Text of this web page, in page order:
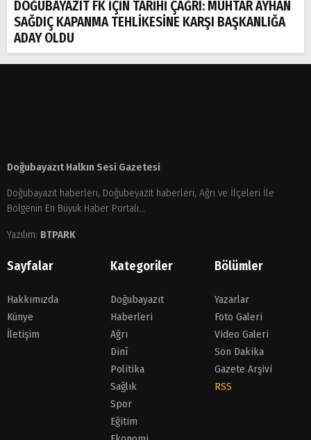
DOĞUBAYAZIT FK İÇİN TARİHİ ÇAĞRI: MUHTAR AYHAN
SAĞDIÇ KAPANMA TEHLİKESİNE KARŞI BAŞKANLIĞA
ADAY OLDU
Doğubayazıt Halkın Sesi Gazetesi
Doğubayazıt haberleri, Doğubeyazıt haberleri, Ağrı ve İlçeleri İle
Bölgenin En Büyük Haber Portalı...
Yazılım: BTPARK
Sayfalar
Hakkımızda
Künye
İletişim
Kategoriler
Doğubayazıt
Haberleri
Ağrı
Dinî
Politika
Sağlık
Spor
Eğitim
Bölümler
Yazarlar
Foto Galeri
Video Galeri
Son Dakika
Gazete Arşivi
RSS